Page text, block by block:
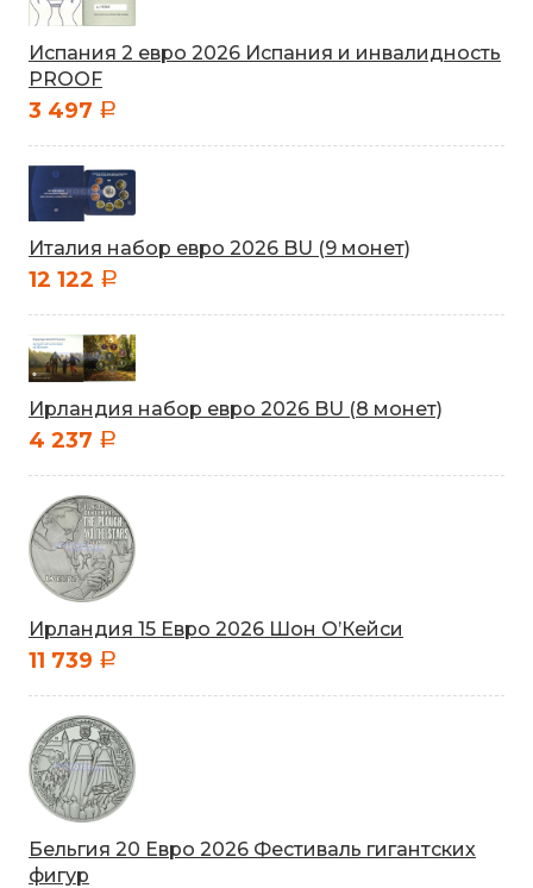
Испания 2 евро 2026 Испания и инвалидность
PROOF
3 497 a
Италия набор евро 2026 BU (9 монет)
12 122 a
Ирландия набор евро 2026 BU (8 монет)
4 237 a
Ирландия 15 Евро 2026 Шон О’Кейси
11 739 a
Бельгия 20 Евро 2026 Фестиваль гигантских
фигур